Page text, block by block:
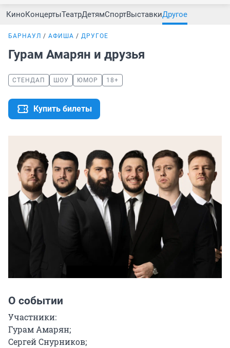
КиноКонцертыТеатрДетямСпортВыставкиДругое
БАРНАУЛ АФИША ДРУГОЕ
Гурам Амарян и друзья
СТЕНДАП ШОУ ЮМОР 18+
Купить билеты
О событии
Участники:
Гурам Амарян;
Сергей Снурников;